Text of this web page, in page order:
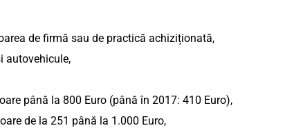
de firmă sau de practică achiziționată,
autovehicule,
până la 800 Euro (până în 2017: 410 Euro),
de la 251 până la 1.000 Euro,